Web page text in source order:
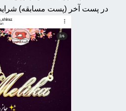
در پست آخر (پست مسابقه) شرایط